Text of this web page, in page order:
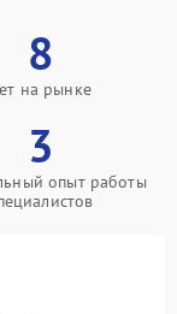
8
на рынке
3
опыт работы